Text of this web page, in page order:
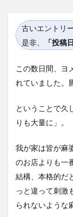
古いエントリ
是非、
「投稿
この数日間、ヨ
れていました。
ということで久
りも大量に」。
我が家は皆が麻
のお店よりも一
結構、本格的だ
っと違って刺激
られないような